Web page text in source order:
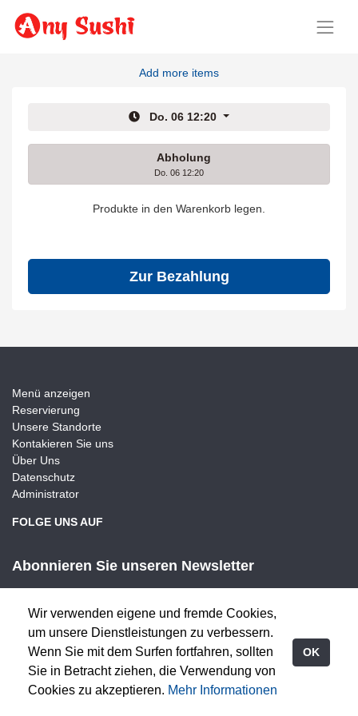
Add more items
Do. 06 12:20
Abholung
Do. 06 12:20
Produkte in den Warenkorb legen.
Zur Bezahlung
Menü anzeigen
Reservierung
Unsere Standorte
Kontakieren Sie uns
Über Uns
Datenschutz
Administrator
FOLGE UNS AUF
Abonnieren Sie unseren Newsletter
Wir verwenden eigene und fremde Cookies,
um unsere Dienstleistungen zu verbessern.
Wenn Sie mit dem Surfen fortfahren, sollten
Sie in Betracht ziehen, die Verwendung von
Cookies zu akzeptieren. Mehr Informationen
OK